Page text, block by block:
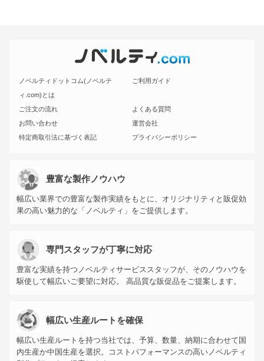
ノベルティドットコム(ノベルテ
ィ.com)とは
ご利用ガイド
ご注文の流れ
よくある質問
お問い合わせ
運営会社
特定商取引法に基づく表記
プライバシーポリシー
豊富な製作ノウハウ
幅広い業界での豊富な製作実績をもとに、オリジナリティと販促効
果の高い魅力的な「ノベルティ」をご提供します。
専門スタッフが丁寧に対応
豊富な実績を持つノベルティサービススタッフが、そのノウハウを
駆使して幅広いご要望に対応。 高品質な販促品をご提案します。
幅広い生産ルートを確保
幅広い生産ルートを持つ当社では、予算、数量、納期に合わせて国
内生産か中国生産を選択。コストパフォーマンスの高いノベルティ